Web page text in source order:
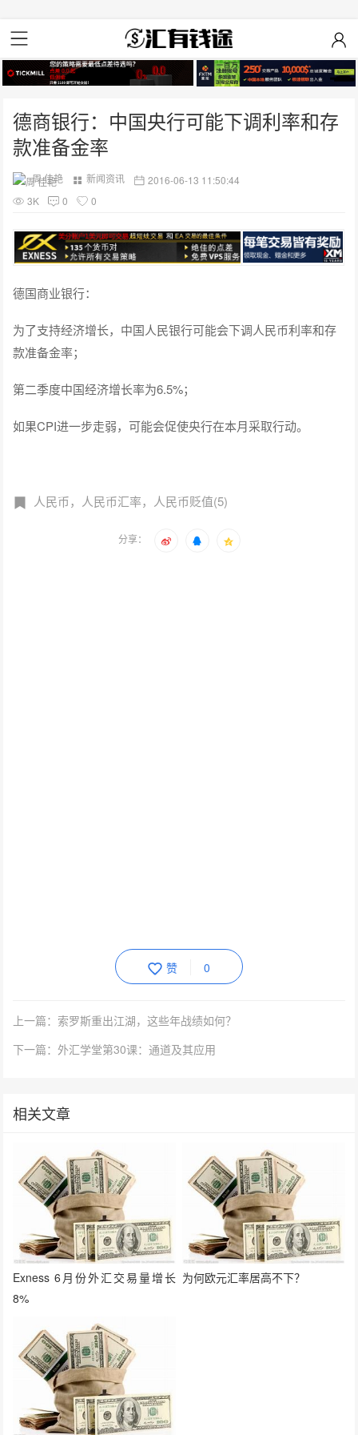
德商银行：中国央行可能下调利率和存
款准备金率
周 佳艳 新闻资讯
2016-06-13 11:50:44
3K
0 0
德国商业银行：
为了支持经济增长，中国人民银行可能会下调人民币利率和存
款准备金率；
第二季度中国经济增长率为6.5%；
如果CPI进一步走弱，可能会促使央行在本月采取行动。
人民币，人民币汇率，人民币贬值(5)
分享：
赞 0
上一篇：索罗斯重出江湖，这些年战绩如何？
下一篇：外汇学堂第30课：通道及其应用
相关文章
Exness 6月份外汇交易量增长
8%
为何欧元汇率居高不下？